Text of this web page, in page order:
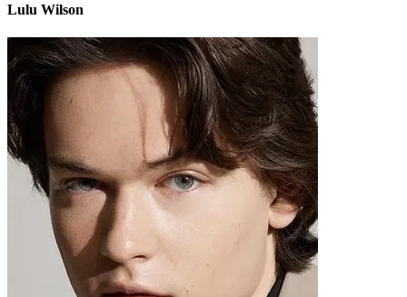
Lulu Wilson